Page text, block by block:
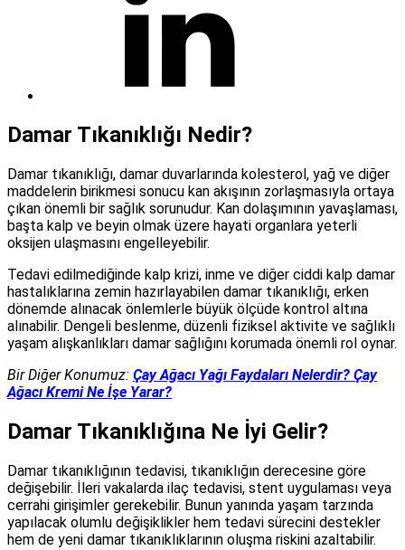
Damar Tıkanıklığı Nedir?
Damar tıkanıklığı, damar duvarlarında kolesterol, yağ ve diğer
maddelerin birikmesi sonucu kan akışının zorlaşmasıyla ortaya
çıkan önemli bir sağlık sorunudur. Kan dolaşımının yavaşlaması,
başta kalp ve beyin olmak üzere hayati organlara yeterli
oksijen ulaşmasını engelleyebilir.
Tedavi edilmediğinde kalp krizi, inme ve diğer ciddi kalp damar
hastalıklarına zemin hazırlayabilen damar tıkanıklığı, erken
dönemde alınacak önlemlerle büyük ölçüde kontrol altına
alınabilir. Dengeli beslenme, düzenli fiziksel aktivite ve sağlıklı
yaşam alışkanlıkları damar sağlığını korumada önemli rol oynar.
Bir Diğer Konumuz: Çay Ağacı Yağı Faydaları Nelerdir? Çay
Ağacı Kremi Ne İşe Yarar?
Damar Tıkanıklığına Ne İyi Gelir?
Damar tıkanıklığının tedavisi, tıkanıklığın derecesine göre
değişebilir. İleri vakalarda ilaç tedavisi, stent uygulaması veya
cerrahi girişimler gerekebilir. Bunun yanında yaşam tarzında
yapılacak olumlu değişiklikler hem tedavi sürecini destekler
hem de yeni damar tıkanıklıklarının oluşma riskini azaltabilir.